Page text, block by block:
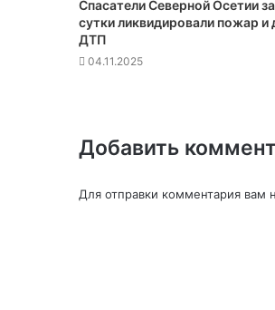
Спасатели Северной Осетии за
сутки ликвидировали пожар и
ДТП
04.11.2025
Добавить
Для отправки комментария вам